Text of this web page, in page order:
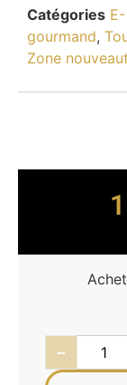
Catégories
gourmand,
Zone
−